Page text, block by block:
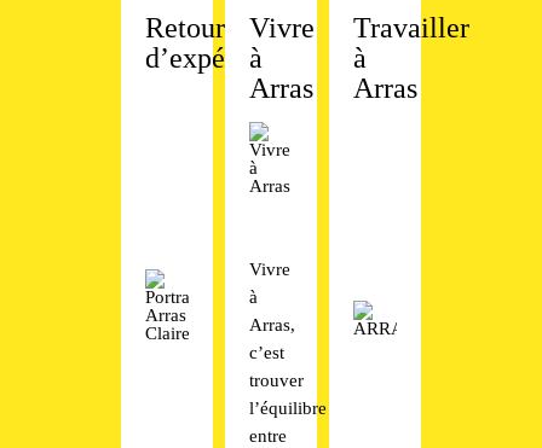
Retour
d’expérience
Vivre
à
Arras
Vivre
à
Arras,
c’est
trouver
l’équilibre
entre
Travailler
à
Arras